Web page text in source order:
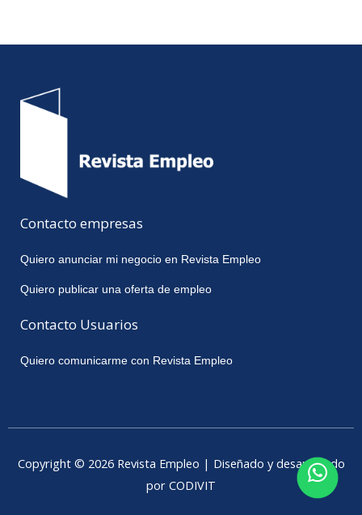
Contacto empresas
Quiero anunciar mi negocio en Revista Empleo
Quiero publicar una oferta de empleo
Contacto Usuarios
Quiero comunicarme con Revista Empleo
Copyright © 2026 Revista Empleo | Diseñado y desarrollado
por CODIVIT